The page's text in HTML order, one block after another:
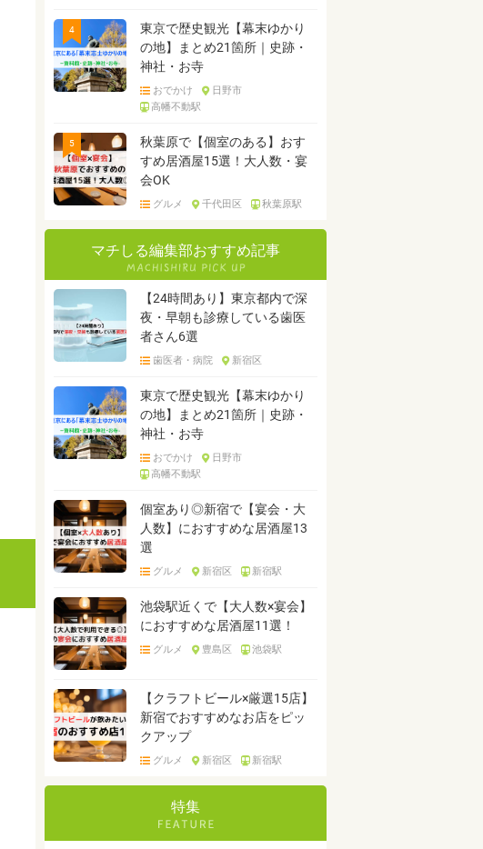
4
東京で歴史観光【幕末ゆかり
の地】まとめ21箇所｜史跡・
神社・お寺
おでかけ
日野市
高幡不動駅
5
秋葉原で【個室のある】おす
すめ居酒屋15選！大人数・宴
会OK
グルメ 千代田区 秋葉原駅
マチしる編集部おすすめ記事
【24時間あり】東京都内で深
夜・早朝も診療している歯医
者さん6選
歯医者・病院 新宿区
東京で歴史観光【幕末ゆかり
の地】まとめ21箇所｜史跡・
神社・お寺
おでかけ
日野市
高幡不動駅
個室あり◎新宿で【宴会・大
人数】におすすめな居酒屋13
選
グルメ 新宿区 新宿駅
池袋駅近くで【大人数×宴会】
におすすめな居酒屋11選！
グルメ 豊島区 池袋駅
【クラフトビール×厳選15店】
新宿でおすすめなお店をピッ
クアップ
グルメ 新宿区 新宿駅
特集